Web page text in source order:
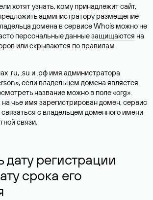
хотят узнать, кому принадлежит сайт,
администратору размещение
домена в сервисе Whois можно не
персональные данныезащищаются на
или скрываются по правилам
.ru, .su и .рф имя администратора
если владельцем домена является
название можно в поле «org».
на чье имя зарегистрирован домен, сервис
с владельцем доменного имени
связи.
дату регистрации
срока его